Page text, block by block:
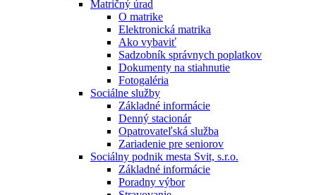
Matričný úrad
O matrike
Elektronická matrika
Ako vybaviť
Sadzobník správnych poplatkov
Dokumenty na stiahnutie
Fotogaléria
Sociálne služby
Základné informácie
Denný stacionár
Opatrovateľská služba
Zariadenie pre seniorov
Sociálny podnik mesta Svit, s.r.o.
Základné informácie
Poradny výbor